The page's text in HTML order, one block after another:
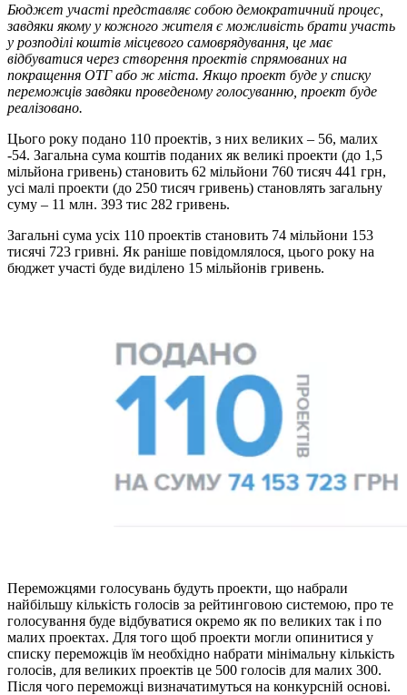
Бюджет участі представляє собою демократичний процес,
завдяки якому у кожного жителя є можливість брати участь
у розподілі коштів місцевого самоврядування, це має
відбуватися через створення проектів спрямованих на
покращення ОТГ або ж міста. Якщо проект буде у списку
переможців завдяки проведеному голосуванню, проект буде
реалізовано.
Цього року подано 110 проектів, з них великих – 56, малих
-54. Загальна сума коштів поданих як великі проекти (до 1,5
мільйона гривень) становить 62 мільйони 760 тисяч 441 грн,
усі малі проекти (до 250 тисяч гривень) становлять загальну
суму – 11 млн. 393 тис 282 гривень.
Загальні сума усіх 110 проектів становить 74 мільйони 153
тисячі 723 гривні. Як раніше повідомлялося, цього року на
бюджет участі буде виділено 15 мільйонів гривень.
Переможцями голосувань будуть проекти, що набрали
найбільшу кількість голосів за рейтинговою системою, про те
голосування буде відбуватися окремо як по великих так і по
малих проектах. Для того щоб проекти могли опинитися у
списку переможців їм необхідно набрати мінімальну кількість
голосів, для великих проектів це 500 голосів для малих 300.
Після чого переможці визначатимуться на конкурсній основі.